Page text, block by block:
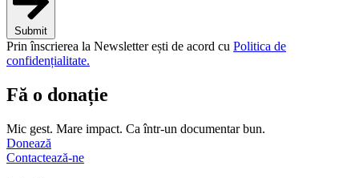
Submit
Prin înscrierea la Newsletter ești de acord cu Politica de
confidențialitate.
Fă o donație
Mic gest. Mare impact. Ca într-un documentar bun.
Donează
Contactează-ne